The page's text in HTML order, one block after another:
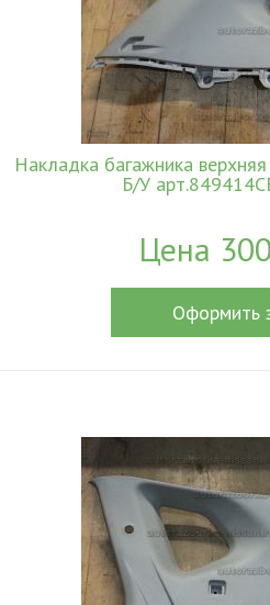
Накладка багажника
Б/У
Цена
Оформить